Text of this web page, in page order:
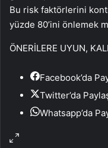
Bu risk faktörlerini
yüzde 80’ini önlemek
ÖNERİLERE UYUN,
Facebook’da
Twitter’da
Whatsapp’da